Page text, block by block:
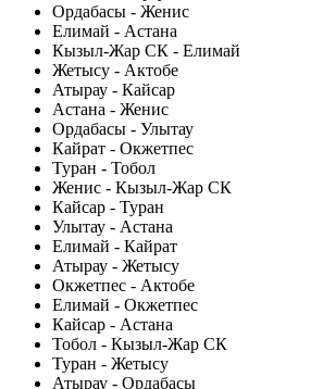
Ордабасы - Женис
Елимай - Астана
Кызыл-Жар СК - Елимай
Жетысу - Актобе
Атырау - Кайсар
Астана - Женис
Ордабасы - Улытау
Кайрат - Окжетпес
Туран - Тобол
Женис - Кызыл-Жар СК
Кайсар - Туран
Улытау - Астана
Елимай - Кайрат
Атырау - Жетысу
Окжетпес - Актобе
Елимай - Окжетпес
Кайсар - Астана
Тобол - Кызыл-Жар СК
Туран - Жетысу
Атырау - Ордабасы